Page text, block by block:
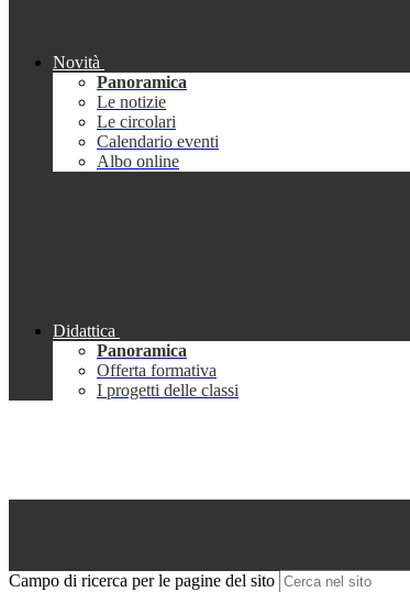
Novità
Panoramica
Le notizie
Le circolari
Calendario eventi
Albo online
Didattica
Panoramica
Offerta formativa
I progetti delle classi
Campo di ricerca per le pagine del sito